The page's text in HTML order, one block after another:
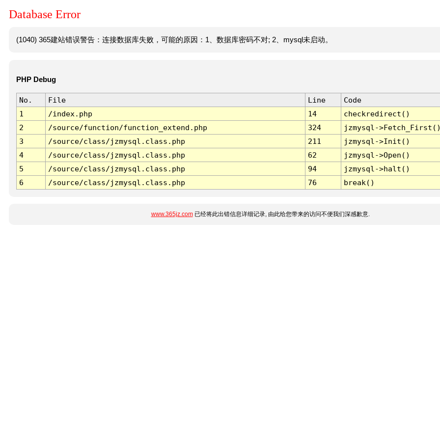
Database Error
(1040) 365建站错误警告：连接数据库失败，可能的原因：1、数据库密码不对; 2、mysql未启动。
PHP Debug
No. File Line
Code
1
/index.php 14
checkredirect()
2
/source/function/function_extend.php 324
jzmysql-
3
/source/class/jzmysql.class.php 211
jzmysql->Init()
4
/source/class/jzmysql.class.php 62
jzmysql->Open()
5
/source/class/jzmysql.class.php 94
jzmysql->halt()
6
/source/class/jzmysql.class.php 76 break()
www.365jz.com已经将此出错信息详细记录, 由此给您带来的访问不便我们深感歉意.